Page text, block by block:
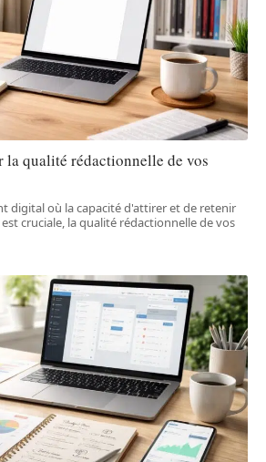
la qualité rédactionnelle de vos
digital où la capacité d'attirer et de retenir
cruciale, la qualité rédactionnelle de vos